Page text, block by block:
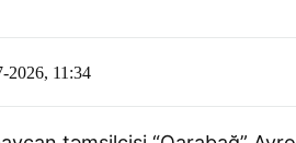
2026, 11:34